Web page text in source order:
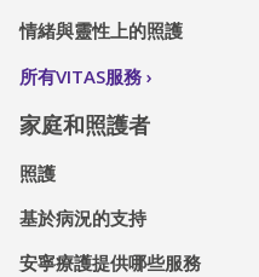
情緒與靈性上的照護
所有VITAS服務
家庭和照護者
照護
基於病況的支持
安寧療護提供哪些服務